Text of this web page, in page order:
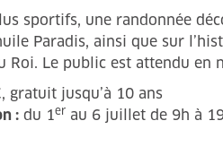
sportifs, une randonnée
Paradis, ainsi que sur
Roi. Le public est attendu
gratuit jusqu’à 10 ans
: du 1er au 6 juillet de 9h à